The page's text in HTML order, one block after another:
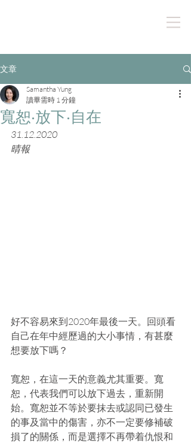
文章
寬恕‧放下‧自在
Samantha Yung
讀畢需時 1 分鐘
31.12.2020
晴報
好不容易來到2020年最後一天。回頭看
自己在年中經歷過的大小事情，有甚麼
想要放下嗎？
寬恕，在這一天的意義尤其重要。寬
恕，代表我們可以放下過去，重新開
始。寬恕並不等於要抹去或認同已發生
的事及當中的傷害，亦不一定要修補破
損了的關係，而是選擇不再帶着仇恨和